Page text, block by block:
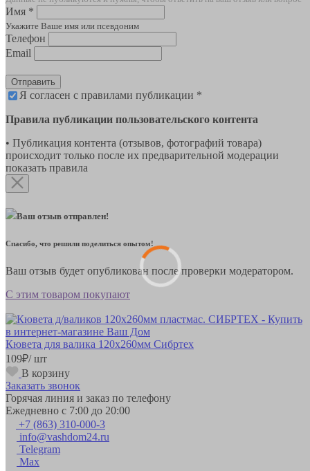
Имя *
Укажите Ваше имя или псевдоним
Телефон
Email
Отправить
Я согласен с правилами публикации *
Правила публикации пользовательского контента
• Публикация контента (отзывов, фотографий товара)
происходит только после их предварительной модерации
показать правила
Ваш отзыв отправлен!
Спасибо, что решили поделиться опытом!
Ваш отзыв будет опубликован после проверки модератором.
С этим товаром покупают
Кювета для валика 120х260мм Сибртех
109₽/ шт
В корзину
Заказать звонок
Горячая линия и заказ по телефону
Ежедневно с 7:00 до 20:00
+7 (863) 310-000-3
info@vashdom24.ru
Telegram
Max